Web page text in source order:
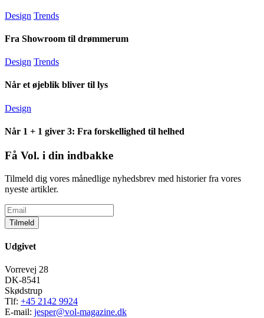
Design Trends
Fra Showroom til drømmerum
Design Trends
Når et øjeblik bliver til lys
Design
Når 1 + 1 giver 3: Fra forskellighed til helhed
Få Vol. i din indbakke
Tilmeld dig vores månedlige nyhedsbrev med historier fra vores
nyeste artikler.
Tilmeld
Udgivet
Vorrevej 28
DK-8541
Skødstrup
Tlf: +45 2142 9924
E-mail: jesper@vol-magazine.dk